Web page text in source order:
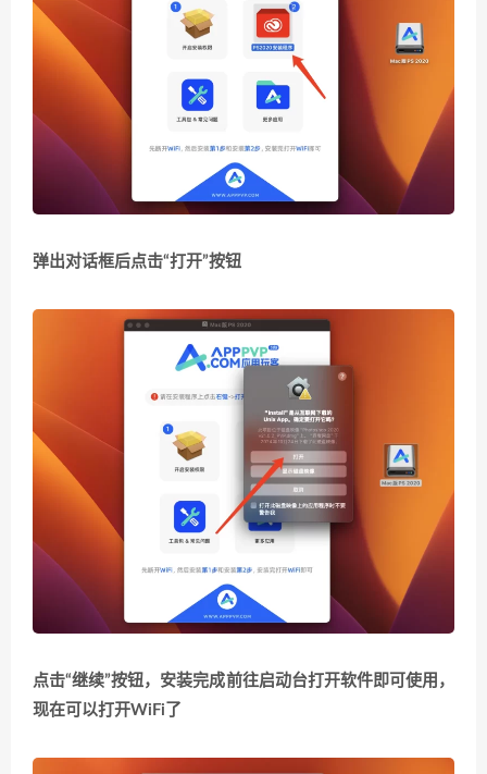
弹出对话框后点击“打开”按钮
点击“继续”按钮，安装完成前往启动台打开软件即可使用，
现在可以打开WiFi了